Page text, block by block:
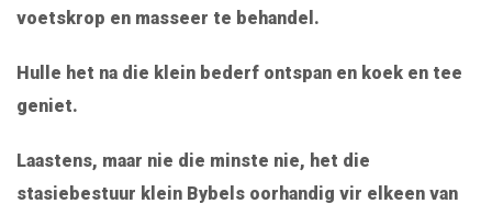
voetskrop en masseer te behandel.
Hulle het na die klein bederf ontspan en koek en tee
geniet.
Laastens, maar nie die minste nie, het die
stasiebestuur klein Bybels oorhandig vir elkeen van